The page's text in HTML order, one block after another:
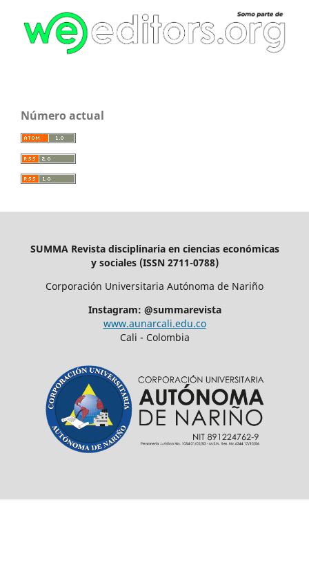
Número actual
SUMMA Revista disciplinaria en ciencias económicas
y sociales (ISSN 2711-0788)
Corporación Universitaria Autónoma de Nariño
Instagram: @summarevista
www.aunarcali.edu.co
Cali - Colombia